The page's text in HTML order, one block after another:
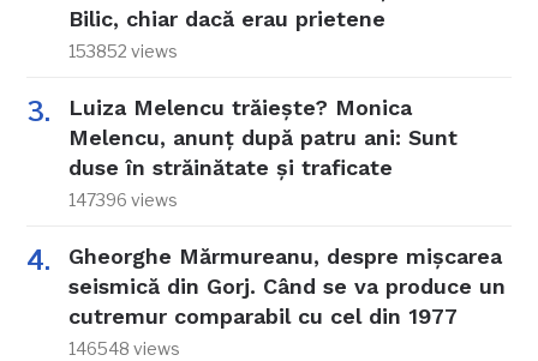
Bilic, chiar dacă erau prietene
153852 views
Luiza Melencu trăiește? Monica
Melencu, anunț după patru ani: Sunt
duse în străinătate și traficate
147396 views
Gheorghe Mărmureanu, despre mișcarea
seismică din Gorj. Când se va produce un
cutremur comparabil cu cel din 1977
146548 views